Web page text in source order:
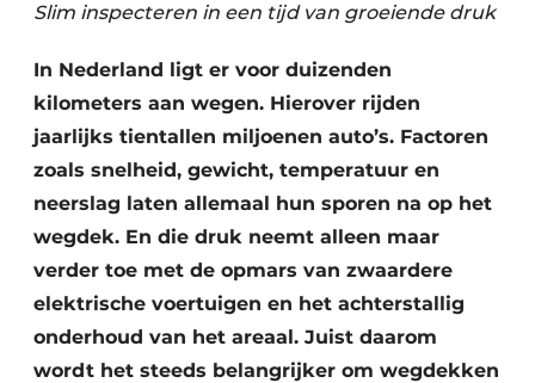
Duurzaamheid & Innovatie
Kopen/Huren/Leasen
Sloop & Recycling
Bouwtransport
Slim inspecteren in een tijd van groeiende druk
In Nederland ligt er voor duizenden
kilometers aan wegen. Hierover rijden
jaarlijks tientallen miljoenen auto’s. Factoren
zoals snelheid, gewicht, temperatuur en
neerslag laten allemaal hun sporen na op het
wegdek. En die druk neemt alleen maar
verder toe met de opmars van zwaardere
elektrische voertuigen en het achterstallig
onderhoud van het areaal. Juist daarom
wordt het steeds belangrijker om wegdekken